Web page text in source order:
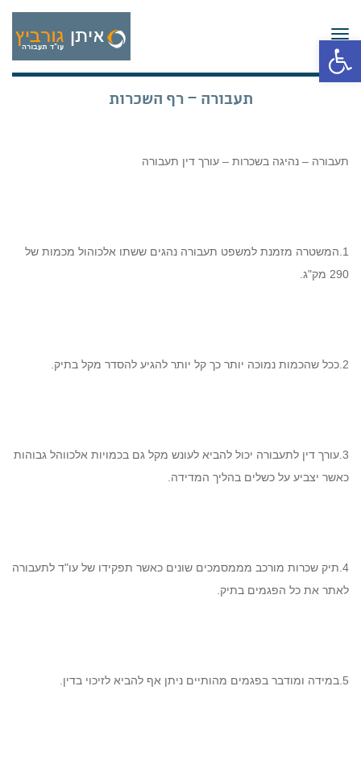
פתח סרגל נגישות
תפריט
תעבורה – רף השכרות
תעבורה – נהיגה בשכרות – עורך דין תעבורה
1.המשטרה מזמנת למשפט תעבורה נהגים ששתו אלכוהול מכמות של
290 מק"ג.
2.ככל שהכמות נמוכה יותר כך קל יותר להגיע להסדר מקל בתיק.
3.עורך דין לתעבורה יכול להביא לעונש מקל גם בכמויות אלכווהל גבוהות
כאשר יצביע על כשלים בהליך המדידה.
4.תיק שכרות מורכב מממסמכים שונים כאשר תפקידו של עו"ד לתעבורה
לאתר את כל הפגמים בתיק.
5.במידה ומודבר בפגמים מהותיים ניתן אף להביא לזיכוי בדין.